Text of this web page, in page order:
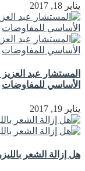
يناير 18, 2017
المستشار عبد
الأساسي للمفاوضات
يناير 19, 2017
هل إزالة الشعر